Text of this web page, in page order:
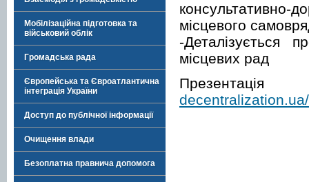
Мобілізаційна підготовка та
військовий облік
Громадська рада
Європейська та Євроатлантична
інтеграція України
Доступ до публічної інформації
Очищення влади
Безоплатна правнича допомога
консультативно-
місцевого
-Деталізується
місцевих рад